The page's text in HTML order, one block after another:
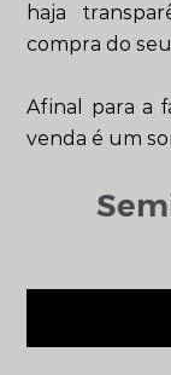
haja
compra do seu
Afinal para a
venda é um